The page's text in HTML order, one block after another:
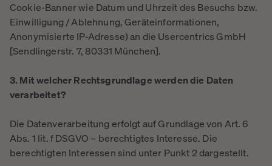
Cookie-Banner wie Datum und Uhrzeit des Besuchs bzw.
Einwilligung / Ablehnung, Geräteinformationen,
Anonymisierte IP-Adresse) an die Usercentrics GmbH
[Sendlingerstr. 7, 80331 München].
3. Mit welcher Rechtsgrundlage werden die Daten
verarbeitet?
Die Datenverarbeitung erfolgt auf Grundlage von Art. 6
Abs. 1 lit. f DSGVO – berechtigtes Interesse. Die
berechtigten Interessen sind unter Punkt 2 dargestellt.